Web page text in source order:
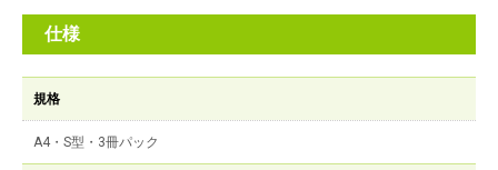
仕様
規格
A4・S型・3冊パック